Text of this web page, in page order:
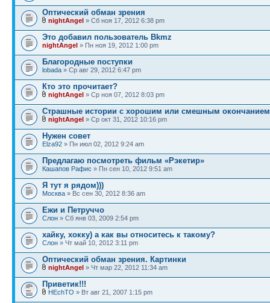
Оптический обман зрения
nightAngel » Сб ноя 17, 2012 6:38 pm
Это добавил пользователь Bkmz
nightAngel » Пн ноя 19, 2012 1:00 pm
Благородные поступки
lobada » Ср авг 29, 2012 6:47 pm
Кто это прочитает?
nightAngel » Ср ноя 07, 2012 8:03 pm
Страшные истории с хорошим или смешным окончанием
nightAngel » Ср окт 31, 2012 10:16 pm
Нужен совет
Elza92 » Пн июл 02, 2012 9:24 am
Предлагаю посмотреть фильм «Рэкетир»
Кашапов Рафис » Пн сен 10, 2012 9:51 am
Я тут я рядом)))
Москва » Вс сен 30, 2012 8:36 am
Ежи и Петруччо
Слон » Сб янв 03, 2009 2:54 pm
хайку, хокку) а как вы относитесь к такому?
Слон » Чт май 10, 2012 3:11 pm
Оптический обман зрения. Картинки
nightAngel » Чт мар 22, 2012 11:34 am
Приветик!!!
HEchTO » Вт авг 21, 2007 1:15 pm